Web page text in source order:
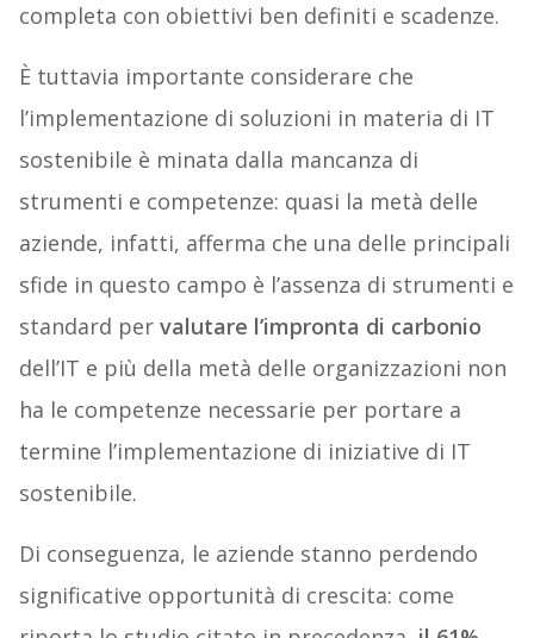
completa con obiettivi ben definiti e scadenze.
È tuttavia importante considerare che
l’implementazione di soluzioni in materia di IT
sostenibile è minata dalla mancanza di
strumenti e competenze: quasi la metà delle
aziende, infatti, afferma che una delle principali
sfide in questo campo è l’assenza di strumenti e
standard per valutare l’impronta di carbonio
dell’IT e più della metà delle organizzazioni non
ha le competenze necessarie per portare a
termine l’implementazione di iniziative di IT
sostenibile.
Di conseguenza, le aziende stanno perdendo
significative opportunità di crescita: come